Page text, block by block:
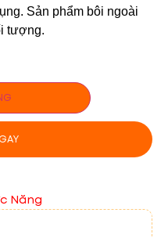
Sản phẩm bôi ngoài
tượng.
Năng